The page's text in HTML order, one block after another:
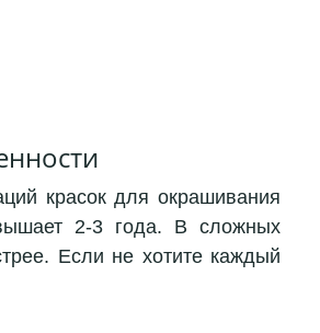
красок для окрашивания
2-3 года. В сложных
Если не хотите каждый